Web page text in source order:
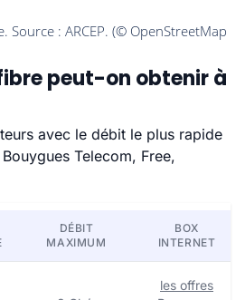
peut-on obtenir à
avec le débit le plus rapide
Telecom, Free,
DÉBIT
MAXIMUM
BOX
INTERNET
les offres